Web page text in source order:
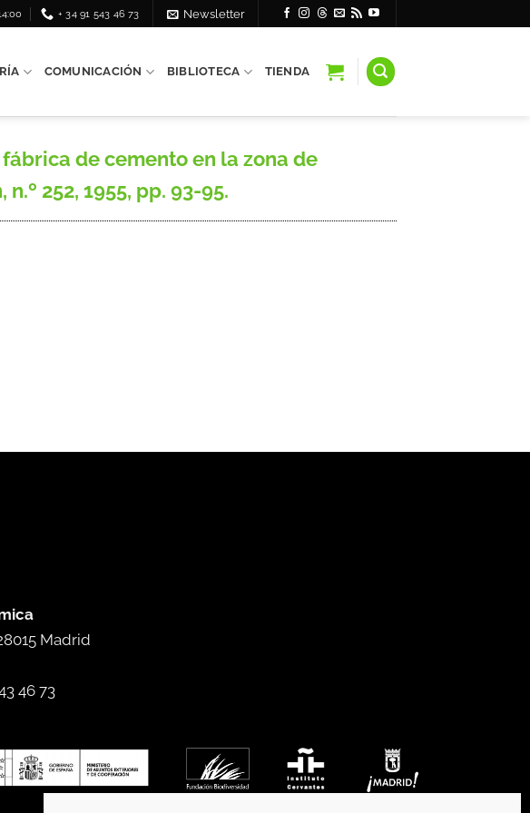
+ 34 91 543 46 73 Newsletter
COMUNICACIÓN BIBLIOTECA TIENDA
de cemento en la zona de
252, 1955, pp. 93-95.
Madrid
46 73